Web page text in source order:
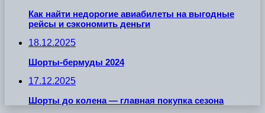
Как найти недорогие авиабилеты на выгодные
рейсы и сэкономить деньги
18.12.2025
Шорты-бермуды 2024
17.12.2025
Шорты до колена — главная покупка сезона